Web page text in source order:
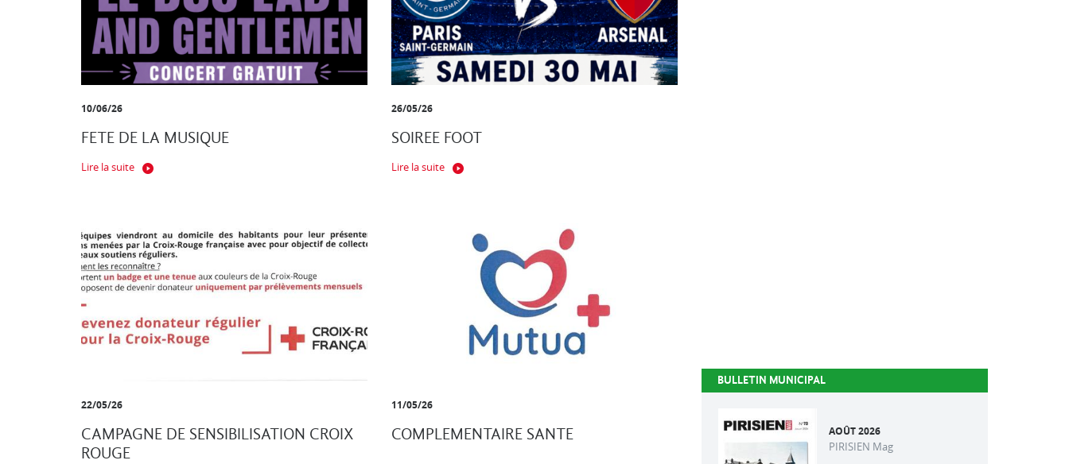
10/06/26
FETE DE LA MUSIQUE
Lire la suite
26/05/26
SOIREE FOOT
Lire la suite
22/05/26
CAMPAGNE DE SENSIBILISATION CROIX
ROUGE
11/05/26
COMPLEMENTAIRE SANTE
BULLETIN MUNICIPAL
AOÛT 2026
PIRISIEN Mag